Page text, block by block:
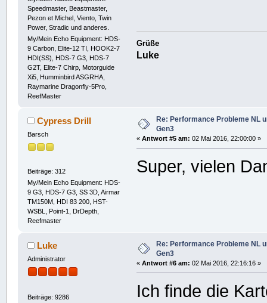
Speedmaster, Beastmaster,
Pezon et Michel, Viento, Twin
Power, Stradic und anderes.
My/Mein Echo Equipment: HDS-
9 Carbon, Elite-12 TI, HOOK2-7
HDI(SS), HDS-7 G3, HDS-7
G2T, Elite-7 Chirp, Motorguide
Xi5, Humminbird ASGRHA,
Raymarine Dragonfly-5Pro,
ReefMaster
Grüße
Luke
Cypress Drill
Barsch
Beiträge: 312
My/Mein Echo Equipment: HDS-
9 G3, HDS-7 G3, SS 3D, Airmar
TM150M, HDI 83 200, HST-
WSBL, Point-1, DrDepth,
Reefmaster
Re: Performance Probleme NL
Gen3
«Antwort #5 am: 02 Mai 2016, 22:00:00 »
Super, vielen
Luke
Administrator
Beiträge: 9286
Re: Performance Probleme NL
Gen3
«Antwort #6 am: 02 Mai 2016, 22:16:16 »
Ich finde die